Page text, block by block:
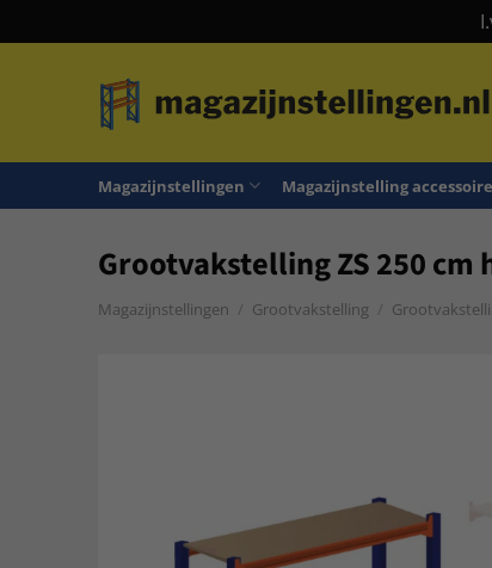
Magazijnstellingen Magazijnstelling
Grootvakstelling ZS 250 cm
Magazijnstellingen / Grootvakstelling /